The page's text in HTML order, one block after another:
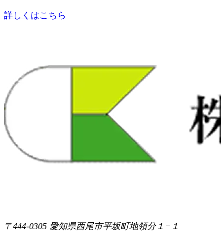
詳しくはこちら
〒444-0305 愛知県西尾市平坂町地領分１−１